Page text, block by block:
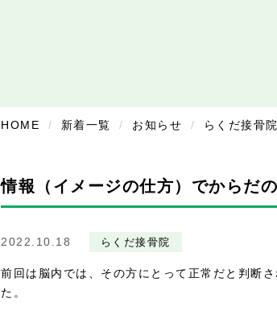
HOME 新着一覧 お知らせ らくだ接骨院
情報（イメージの仕方）でからだ
2022.10.18 らくだ接骨院
前回は脳内では、その方にとって正常だと判断
た。